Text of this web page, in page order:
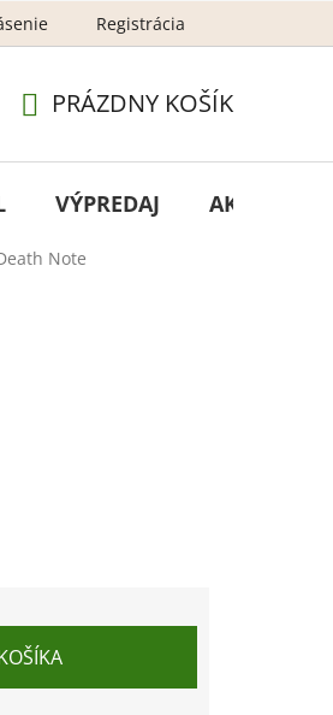
údajov Newsletter –
Registrácia
KOŠÍK
PRÁZDNY KOŠÍK
VÝPREDAJ AKCIA
Note